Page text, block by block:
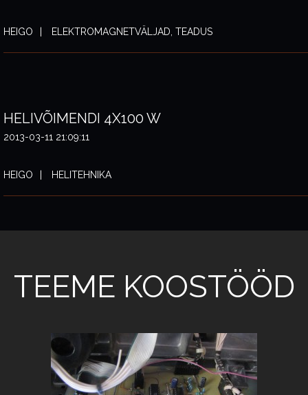
HEIGO ELEKTROMAGNETVÄLJAD, TEADUS
HELIVÕIMENDI 4X100 W
2013-03-11 21:09:11
HEIGO HELITEHNIKA
TEEME KOOSTÖÖD